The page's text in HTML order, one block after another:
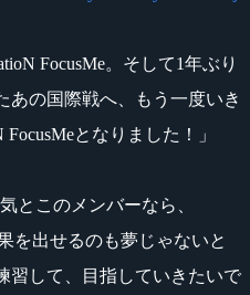
FocusMe。そして1年ぶり
あの国際戦へ、もう一度いき
となりました！」
とこのメンバーなら、
を出せるのも夢じゃないと
習して、目指していきたいで